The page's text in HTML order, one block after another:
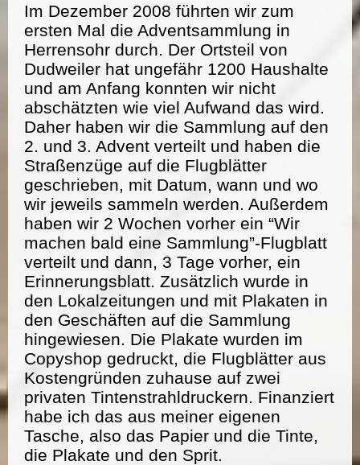
Im Dezember 2008 führten wir zum
ersten Mal die Adventsammlung in
Herrensohr durch. Der Ortsteil von
Dudweiler hat ungefähr 1200 Haushalte
und am Anfang konnten wir nicht
abschätzten wie viel Aufwand das wird.
Daher haben wir die Sammlung auf den
2. und 3. Advent verteilt und haben die
Straßenzüge auf die Flugblätter
geschrieben, mit Datum, wann und wo
wir jeweils sammeln werden. Außerdem
haben wir 2 Wochen vorher ein “Wir
machen bald eine Sammlung”-Flugblatt
verteilt und dann, 3 Tage vorher, ein
Erinnerungsblatt. Zusätzlich wurde in
den Lokalzeitungen und mit Plakaten in
den Geschäften auf die Sammlung
hingewiesen. Die Plakate wurden im
Copyshop gedruckt, die Flugblätter aus
Kostengründen zuhause auf zwei
privaten Tintenstrahldruckern. Finanziert
habe ich das aus meiner eigenen
Tasche, also das Papier und die Tinte,
die Plakate und den Sprit.